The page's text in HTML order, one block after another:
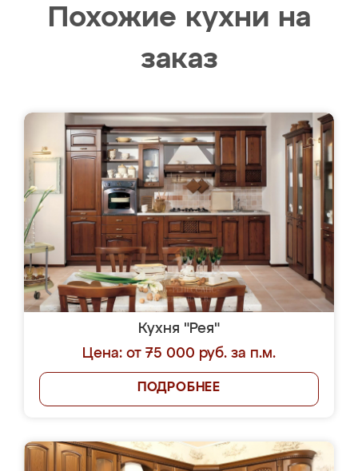
Похожие кухни на
заказ
Кухня "Рея"
Цена: от 75 000 руб. за п.м.
ПОДРОБНЕЕ